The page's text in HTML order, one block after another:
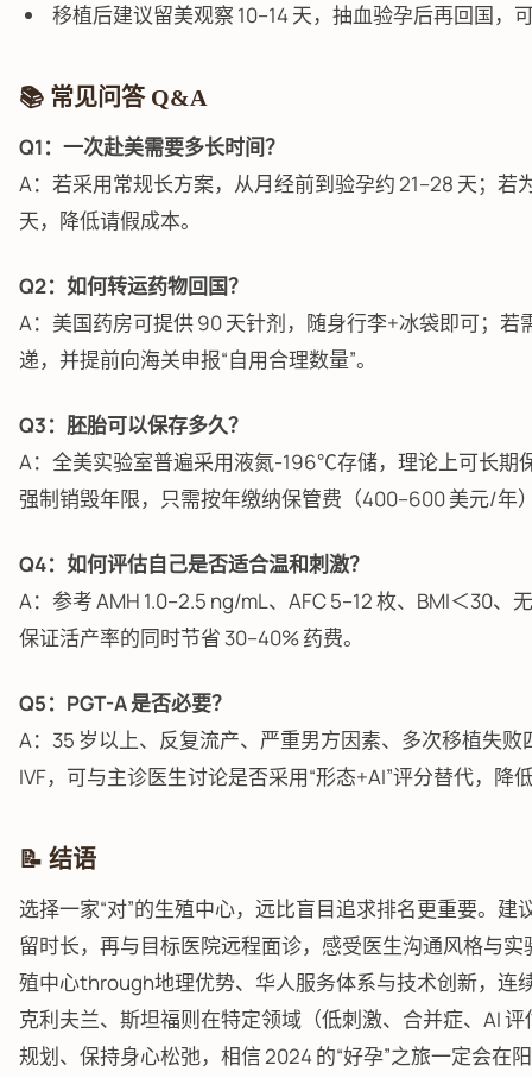
移植后建议留美观察 10–14 天，抽血验孕后再回国，
📚 常见问答 Q&A
Q1：一次赴美需要多长时间？
A：若采用常规长方案，从月经前到验孕约 21–28 天；若
天，降低请假成本。
Q2：如何转运药物回国？
A：美国药房可提供 90 天针剂，随身行李+冰袋即可；
递，并提前向海关申报“自用合理数量”。
Q3：胚胎可以保存多久？
A：全美实验室普遍采用液氮-196℃存储，理论上可长期
强制销毁年限，只需按年缴纳保管费（400–600 美元/年
Q4：如何评估自己是否适合温和刺激？
A：参考 AMH 1.0–2.5 ng/mL、AFC 5–12 枚、BMI＜30
保证活产率的同时节省 30–40% 药费。
Q5：PGT-A 是否必要？
A：35 岁以上、反复流产、严重男方因素、多次移植失
IVF，可与主诊医生讨论是否采用“形态+AI”评分替代，降
📝 结语
选择一家“对”的生殖中心，远比盲目追求排名更重要。
留时长，再与目标医院远程面诊，感受医生沟通风格与
殖中心through地理优势、华人服务体系与技术创新，连
克利夫兰、斯坦福则在特定领域（低刺激、合并症、AI
规划、保持身心松弛，相信 2024 的“好孕”之旅一定会在